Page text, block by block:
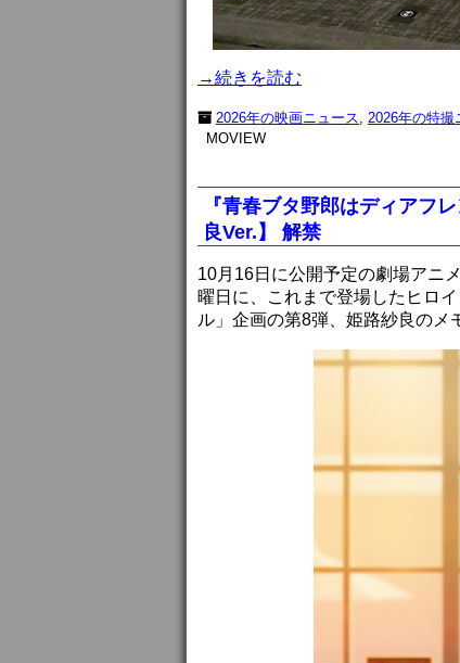
→続きを読む
2026年の映画ニュース 2026年の特撮
MOVIEW
『青春ブタ野郎はディアフ
良Ver.】 解禁
10月16日に公開予定の劇場アニ
曜日に、これまで登場したヒロ
ル」企画の第8弾、姫路紗良のメ